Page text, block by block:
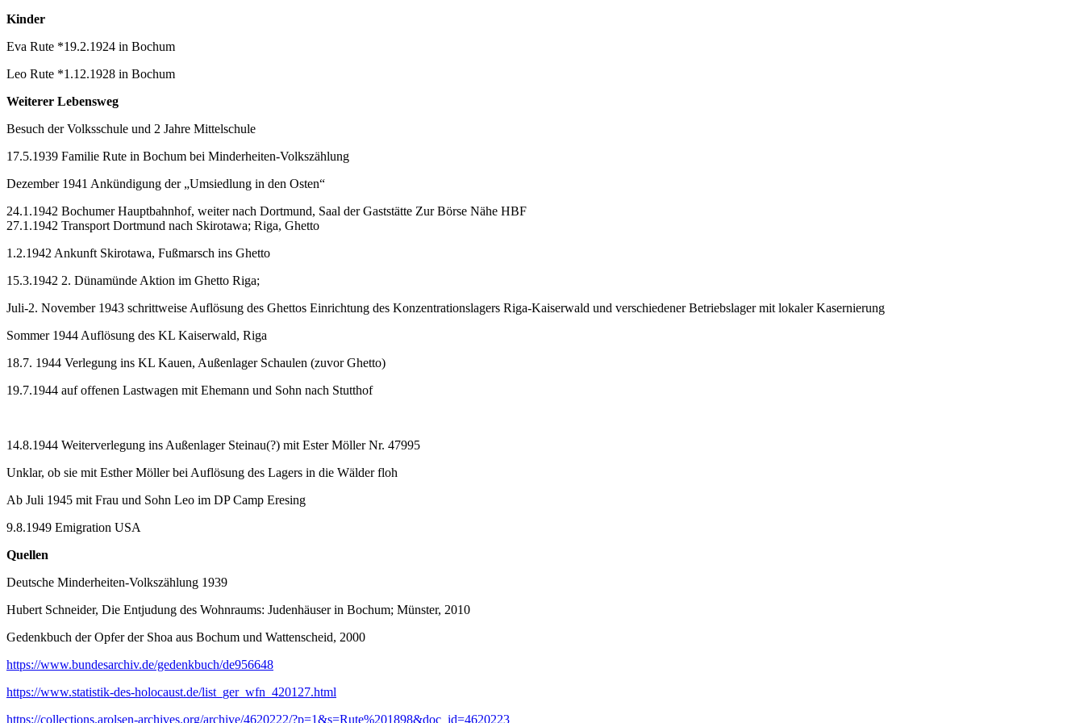
Kinder
Eva Rute *19.2.1924 in Bochum
Leo Rute *1.12.1928 in Bochum
Weiterer Lebensweg
Besuch der Volksschule und 2 Jahre Mittelschule
17.5.1939 Familie Rute in Bochum bei Minderheiten-Volkszählung
Dezember 1941 Ankündigung der „Umsiedlung in den Osten“
24.1.1942 Bochumer Hauptbahnhof, weiter nach Dortmund, Saal der Gaststätte Zur Börse Nähe HBF
27.1.1942 Transport Dortmund nach Skirotawa; Riga, Ghetto
1.2.1942 Ankunft Skirotawa, Fußmarsch ins Ghetto
15.3.1942 2. Dünamünde Aktion im Ghetto Riga;
Juli-2. November 1943 schrittweise Auflösung des Ghettos Einrichtung des Konzentrationslagers Riga-Kaiserwald und verschiedener Betriebslager mit lokaler Kasernierung
Sommer 1944 Auflösung des KL Kaiserwald, Riga
18.7. 1944 Verlegung ins KL Kauen, Außenlager Schaulen (zuvor Ghetto)
19.7.1944 auf offenen Lastwagen mit Ehemann und Sohn nach Stutthof
14.8.1944 Weiterverlegung ins Außenlager Steinau(?) mit Ester Möller Nr. 47995
Unklar, ob sie mit Esther Möller bei Auflösung des Lagers in die Wälder floh
Ab Juli 1945 mit Frau und Sohn Leo im DP Camp Eresing
9.8.1949 Emigration USA
Quellen
Deutsche Minderheiten-Volkszählung 1939
Hubert Schneider, Die Entjudung des Wohnraums: Judenhäuser in Bochum; Münster, 2010
Gedenkbuch der Opfer der Shoa aus Bochum und Wattenscheid, 2000
https://www.bundesarchiv.de/gedenkbuch/de956648
https://www.statistik-des-holocaust.de/list_ger_wfn_420127.html
https://collections.arolsen-archives.org/archive/4620222/?p=1&s=Rute%201898&doc_id=4620223